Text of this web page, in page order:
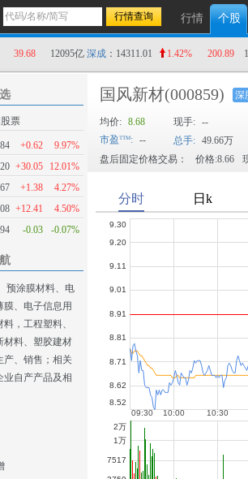
行情 个股
39.68 12095亿 深成 ：14311.01 1.42% 200.89
票
+0.62
9.97%
+30.05
12.01%
+1.38
4.27%
+12.41
4.50%
-0.03 -0.07%
预涂膜材料、电
、电子信息用
，工程塑料、
材料、塑胶建材
产、销售；相关
业自产产品及相
国风新材(000859) 深
均价: 8.68 现手: --
市盈
: -- 总手: 49.66万
盘后固定价格交易：
价格:8.66